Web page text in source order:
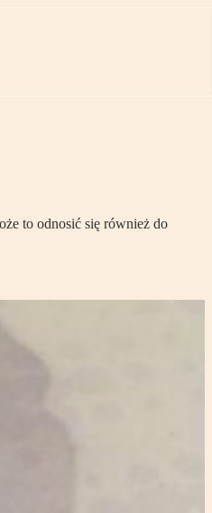
to odnosić się również do